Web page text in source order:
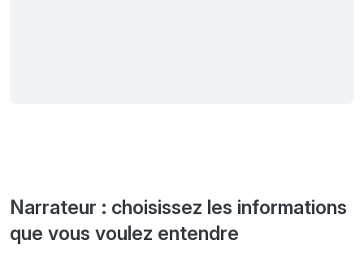
Narrateur : choisissez les informations
que vous voulez entendre